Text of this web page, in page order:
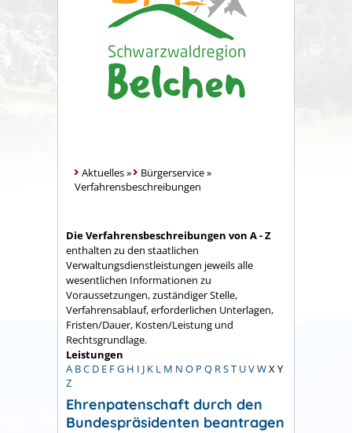
Aktuelles» Bürgerservice»
Verfahrensbeschreibungen
Die Verfahrensbeschreibungen von A - Z
enthalten zu den staatlichen
Verwaltungsdienstleistungen jeweils alle
wesentlichen Informationen zu
Voraussetzungen, zuständiger Stelle,
Verfahrensablauf, erforderlichen Unterlagen,
Fristen/Dauer, Kosten/Leistung und
Rechtsgrundlage.
Leistungen
A BC D E FG H I J K L M N O P Q RST UVWX Y
Z
Ehrenpatenschaft durch den
Bundespräsidenten beantragen